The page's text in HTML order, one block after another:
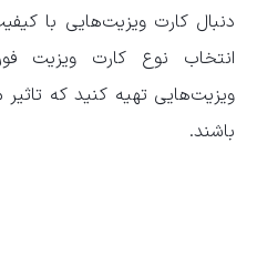
دنبال کارت ویزیت‌هایی با
انتخاب نوع کارت ویزیت
ویزیت‌هایی تهیه کنید که
باشند.